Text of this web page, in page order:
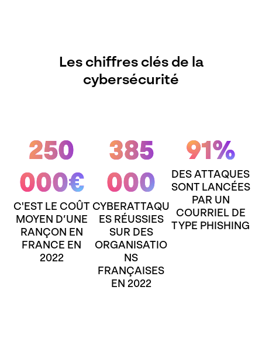
Les chiffres clés de la
cybersécurité
250
000€
C'EST LE COÛT
MOYEN D’UNE
RANÇON EN
FRANCE EN
2022
385
000
CYBERATTAQU
ES RÉUSSIES
SUR DES
ORGANISATIO
NS
FRANÇAISES
EN 2022
91%
DES ATTAQUES
SONT LANCÉES
PAR UN
COURRIEL DE
TYPE PHISHING